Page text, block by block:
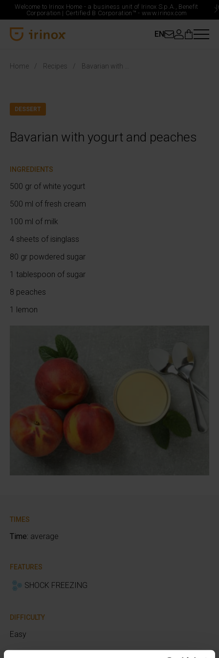
Welcome to Irinox Home - a business unit of Irinox S.p.A., Benefit
Corporation | Certified B Corporation™ - www.irinox.com
EN
Home Recipes
DESSERT
Bavarian with yogurt and peaches
INGREDIENTS
500 gr of white yogurt
500 ml of fresh cream
100 ml of milk
4 sheets of isinglass
80 gr powdered sugar
1 tablespoon of sugar
8 peaches
1 lemon
TIMES
Time: average
FEATURES
SHOCK FREEZING
DIFFICULTY
Easy